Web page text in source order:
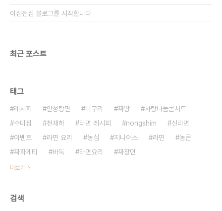
이심전심 블로그를 시작합니다
최근 포스트
태그
레시피 안성탕면 너구리 짜왕
사랑나눔콘서트
수미칩
천재하 라면 레시피 nongshim
신라면
이벤트
라면 요리 농심 지니어스 라면
농콘
짜파게티
바둑 라면요리 짜장면
더보기
검색